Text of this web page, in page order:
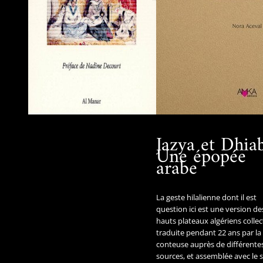
Jazya et
Une épopée
arabe
La geste hilalienne dont il est
question ici est une version
hauts plateaux algériens
traduite pendant 22 ans par la
conteuse auprès de
sources, et assemblée avec le